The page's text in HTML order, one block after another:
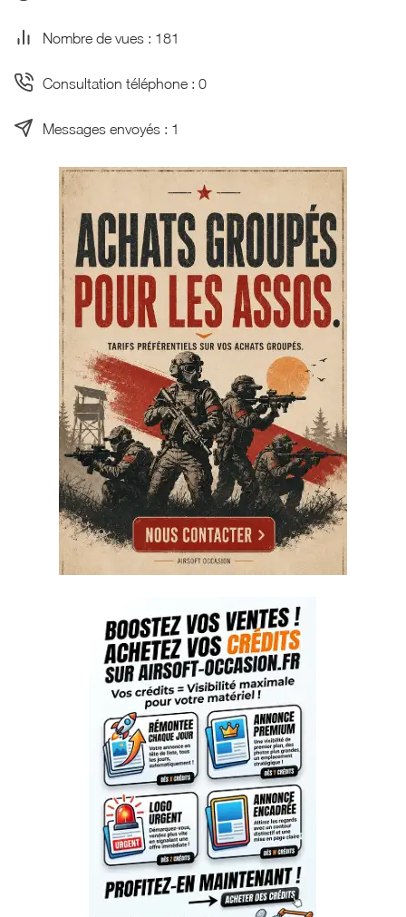
Nombre de vues : 181
Consultation téléphone : 0
Messages envoyés : 1